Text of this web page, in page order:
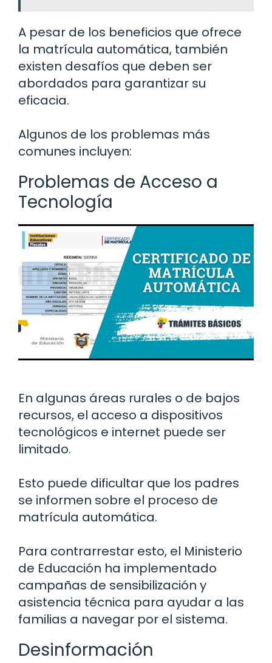
A pesar de los beneficios que ofrece
la matrícula automática, también
existen desafíos que deben ser
abordados para garantizar su
eficacia.
Algunos de los problemas más
comunes incluyen:
Problemas de Acceso a
Tecnología
En algunas áreas rurales o de bajos
recursos, el acceso a dispositivos
tecnológicos e internet puede ser
limitado.
Esto puede dificultar que los padres
se informen sobre el proceso de
matrícula automática.
Para contrarrestar esto, el Ministerio
de Educación ha implementado
campañas de sensibilización y
asistencia técnica para ayudar a las
familias a navegar por el sistema.
Desinformación